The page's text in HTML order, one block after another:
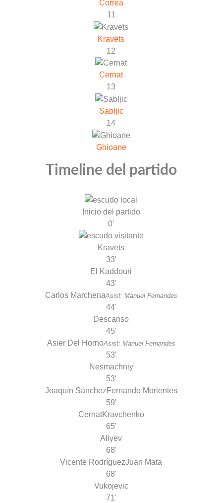
Correa
11
Kravets
12
Cernat
13
Sabljic
14
Ghioane
Timeline del partido
Inicio del partido
0'
Kravets
33'
El Kaddouri
43'
Carlos MarchenaAsist: Manuel Fernandes
44'
Descanso
45'
Asier Del HornoAsist: Manuel Fernandes
53'
Nesmachniy
53'
Joaquín SánchezFernando Morientes
59'
CernatKravchenko
65'
Aliyev
68'
Vicente RodríguezJuan Mata
68'
Vukojevic
71'